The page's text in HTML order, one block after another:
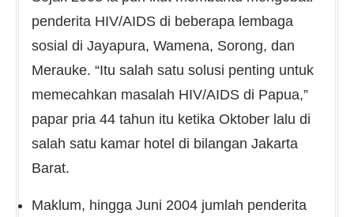
penderita HIV/AIDS di beberapa lembaga
sosial di Jayapura, Wamena, Sorong, dan
Merauke. “Itu salah satu solusi penting untuk
memecahkan masalah HIV/AIDS di Papua,”
papar pria 44 tahun itu ketika Oktober lalu di
salah satu kamar hotel di bilangan Jakarta
Barat.
Maklum, hingga Juni 2004 jumlah penderita